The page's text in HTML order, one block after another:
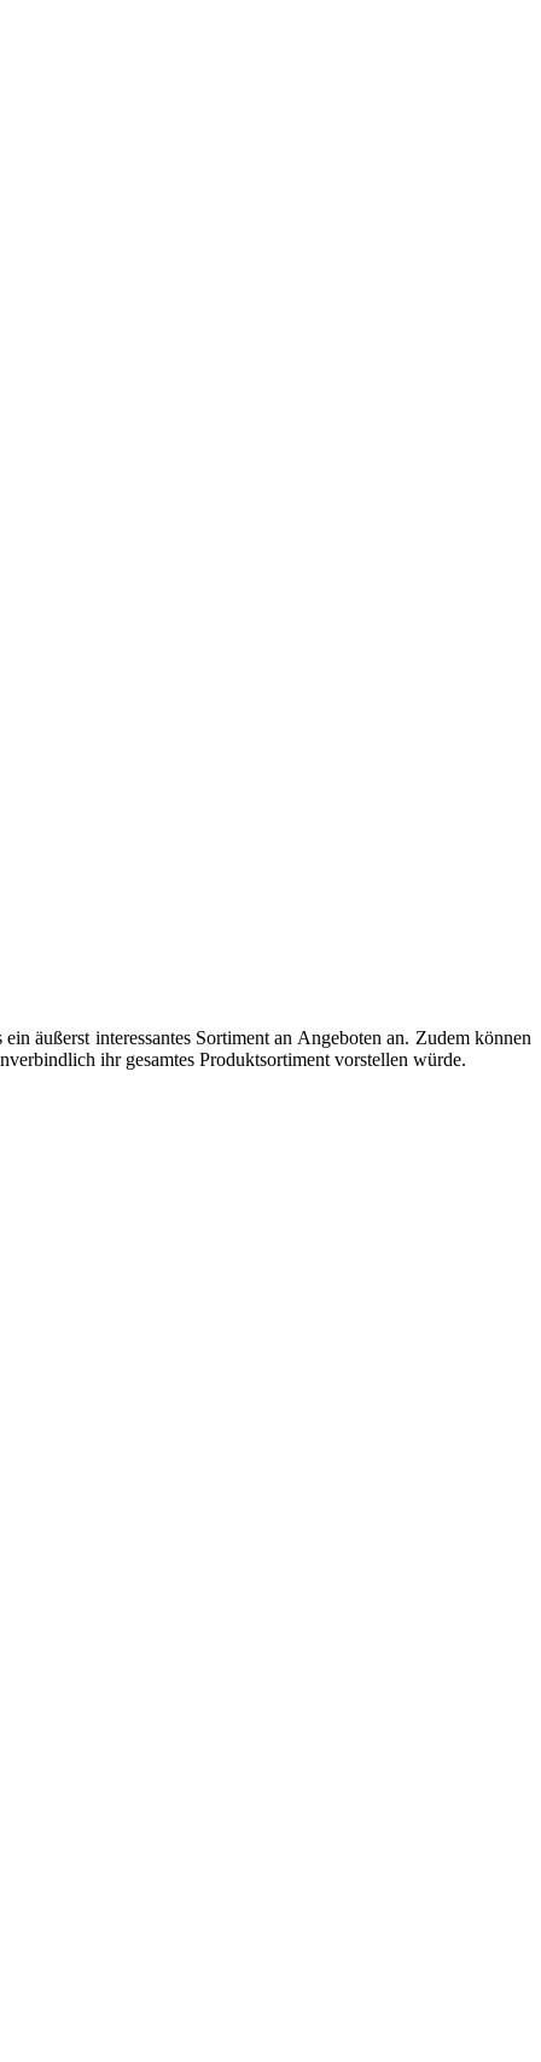
äußerst interessantes Sortiment an Angeboten an. Zudem können
ihr gesamtes Produktsortiment vorstellen würde.